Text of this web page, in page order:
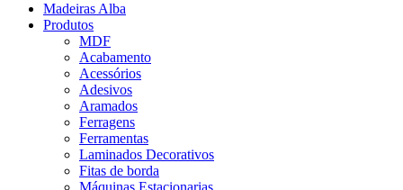
Madeiras Alba
Produtos
MDF
Acabamento
Acessórios
Adesivos
Aramados
Ferragens
Ferramentas
Laminados Decorativos
Fitas de borda
Máquinas Estacionarias